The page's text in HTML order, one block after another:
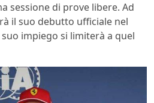
sessione di prove libere. Ad
il suo debutto ufficiale nel
impiego si limiterà a quel